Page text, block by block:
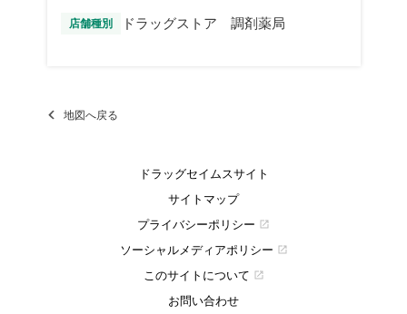
店舗種別 ドラッグストア 調剤薬局
地図へ戻る
ドラッグセイムスサイト
サイトマップ
プライバシーポリシー
open_in_new
ソーシャルメディアポリシー open_in_new
このサイトについて open_in_new
お問い合わせ